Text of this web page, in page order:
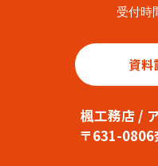
受付時
資料
楓工務店 /
〒631-0806